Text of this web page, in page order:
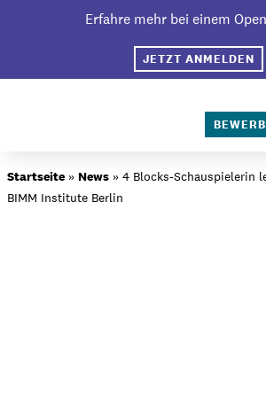
Erfahre mehr bei einem
JETZT ANMELDEN
Warum BIMM University
Startseite » News » 4 Blocks-Schauspielerin
BIMM Institute Berlin